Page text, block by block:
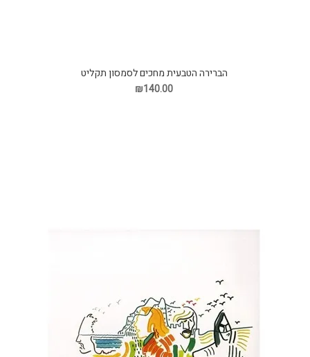
הברירה הטבעית מחכים לסמסון תקליט
₪140.00